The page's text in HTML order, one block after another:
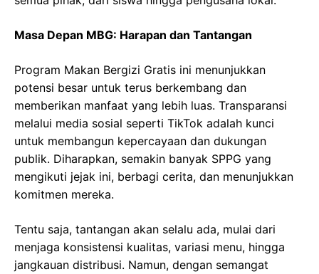
Masa Depan MBG: Harapan dan Tantangan
Program Makan Bergizi Gratis ini menunjukkan
potensi besar untuk terus berkembang dan
memberikan manfaat yang lebih luas. Transparansi
melalui media sosial seperti TikTok adalah kunci
untuk membangun kepercayaan dan dukungan
publik. Diharapkan, semakin banyak SPPG yang
mengikuti jejak ini, berbagi cerita, dan menunjukkan
komitmen mereka.
Tentu saja, tantangan akan selalu ada, mulai dari
menjaga konsistensi kualitas, variasi menu, hingga
jangkauan distribusi. Namun, dengan semangat